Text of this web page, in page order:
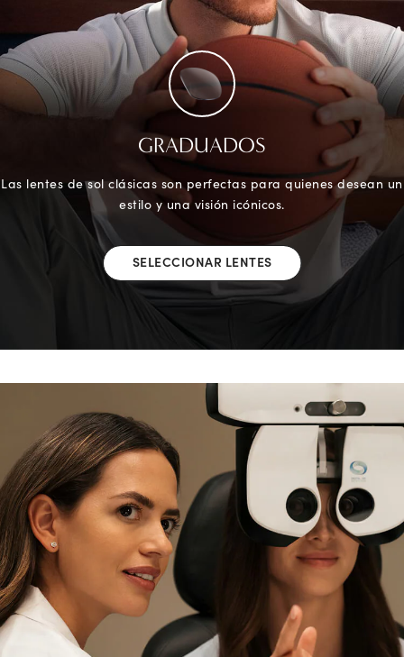
GRADUADOS
Las lentes de sol clásicas son perfectas para quienes desean un
estilo y una visión icónicos.
SELECCIONAR LENTES